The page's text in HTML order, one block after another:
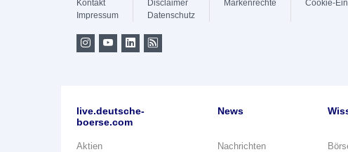
Kontakt
Impressum
Disclaimer
Datenschutz
Markenrechte Cookie-
live.deutsche-
boerse.com
Aktien
News
Nachrichten